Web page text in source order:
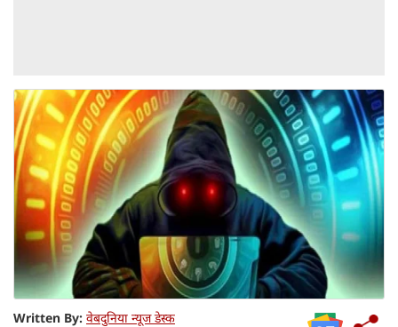
Written By: वेबदुनिया न्यूज डेस्क